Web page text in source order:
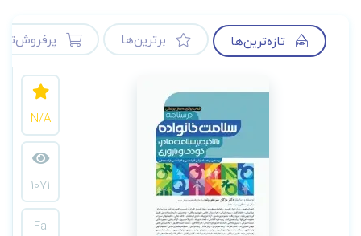
تازه‌ترین‌ها برترین‌ها
N/A
1071
Fa